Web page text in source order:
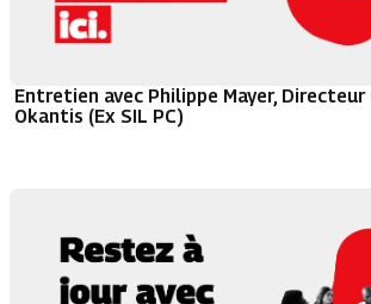
Entretien avec Philippe Mayer, Directeur
Okantis (Ex SIL PC)